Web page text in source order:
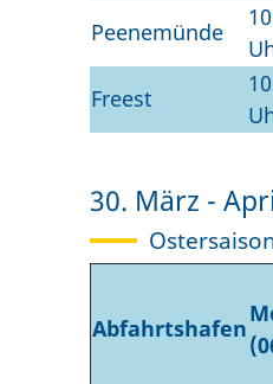
Peenemünde
Freest
30. März -
Abfahrtshafen